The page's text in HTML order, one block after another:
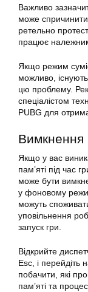
Важливо
може спричинити
ретельно
працює
Якщо режим
можливо,
цю проблему.
спеціалістом
PUBG для
Вимкнення
Якщо у вас
пам’яті під час
може бути
у фоновому
можуть
уповільнення
запуск гри.
Відкрийте
Esc, і перейдіть
побачити, які
пам’яті та